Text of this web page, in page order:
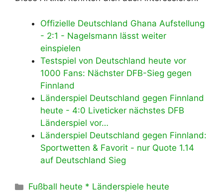
Offizielle Deutschland Ghana Aufstellung
- 2:1 - Nagelsmann lässt weiter
einspielen
Testspiel von Deutschland heute vor
1000 Fans: Nächster DFB-Sieg gegen
Finnland
Länderspiel Deutschland gegen Finnland
heute - 4:0 Liveticker nächstes DFB
Länderspiel vor…
Länderspiel Deutschland gegen Finnland:
Sportwetten & Favorit - nur Quote 1.14
auf Deutschland Sieg
Kategorien
Fußball heute * Länderspiele heute